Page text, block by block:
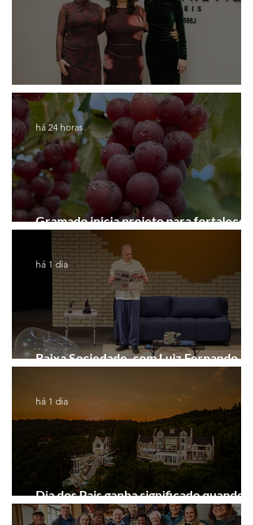
Coluna de Caxias
Gramado inicia projeto para fortalecer a
Rota do Vinho
há 24 horas
Baixa Sociedade, com Luiz Fernando
Guimarães, chega a Novo Hamburgo
há 1 dia
Dia dos Pais ganha significado quando o
presente é viver experiências juntos
há 1 dia